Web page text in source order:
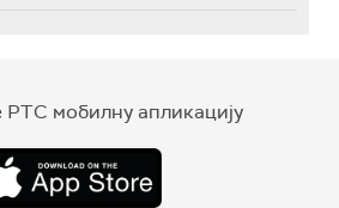
мобилну апликацију